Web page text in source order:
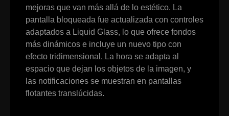
mejoras que van más allá de lo estético. La
pantalla bloqueada fue actualizada con controles
adaptados a Liquid Glass, lo que ofrece fondos
más dinámicos e incluye un nuevo tipo con
efecto tridimensional. La hora se adapta al
espacio que dejan los objetos de la imagen, y
las notificaciones se muestran en pantallas
flotantes translúcidas.